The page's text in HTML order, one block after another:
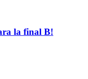
la final B!